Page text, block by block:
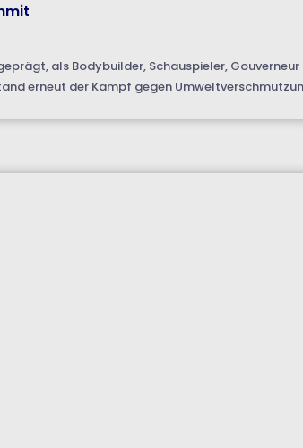
als Bodybuilder, Schauspieler,
erneut der Kampf gegen